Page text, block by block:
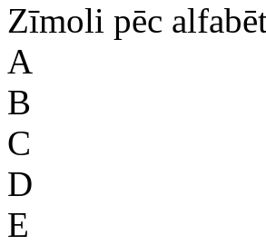
Zīmoli pēc
A
B
C
D
E